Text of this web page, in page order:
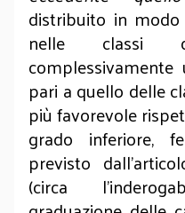
distribuito in
nelle classi
pari a quello delle
più favorevole
grado inferiore,
previsto
(circa